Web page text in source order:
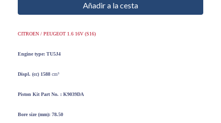
Añadir a la cesta
CITROEN / PEUGEOT 1.6 16V (S16)
Engine type: TU5J4
Displ. (cc) 1588 cm³
Piston KitPart No. : K9039DA
Bore size (mm): 78.50